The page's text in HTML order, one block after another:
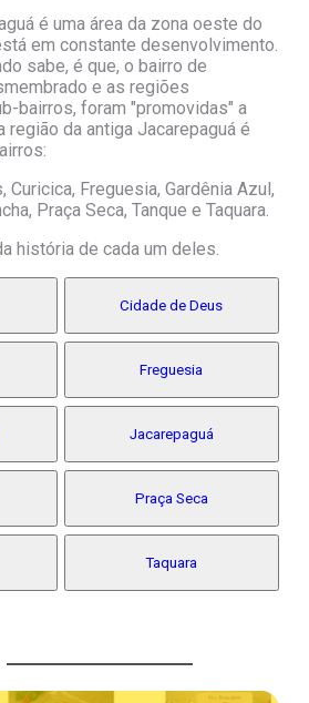
é uma área da zona oeste do
em constante desenvolvimento.
sabe, é que, o bairro de
e as regiões
bairros, foram "promovidas" a
região da antiga Jacarepaguá é
Curicica, Freguesia, Gardênia Azul,
Praça Seca, Tanque e Taquara.
história de cada um deles.
Cidade de Deus
Freguesia
Jacarepaguá
Praça Seca
Taquara